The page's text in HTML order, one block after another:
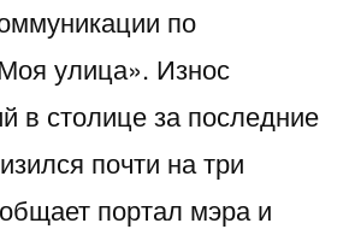
по
улица». Износ
в столице за последние
почти на три
портал мэра и